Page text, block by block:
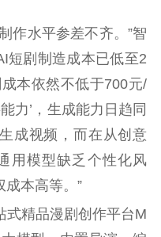
水平参差不齐。”智
短剧制造成本已低至2
本依然不低于700元/
力’，生成能力日趋同
成视频，而在从创意
用模型缺乏个性化风
本高等。”
精品漫剧创作平台M